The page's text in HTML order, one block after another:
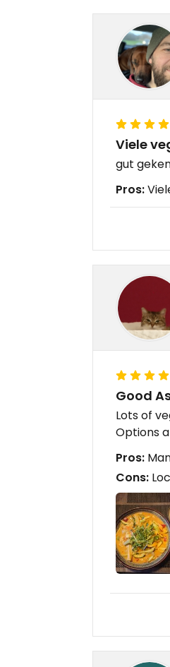
Viele
gut
Pros:
Good
Lots of
Options
Pros:
Cons: